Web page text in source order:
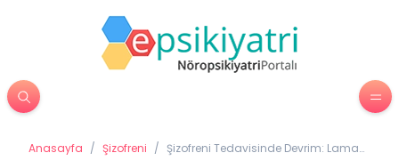
Anasayfa / Şizofreni / Şizofreni Tedavisinde Devrim: Lama